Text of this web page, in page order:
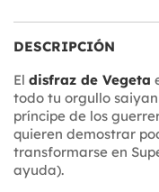
DESCRIPCIÓN
El disfraz de Vegeta
todo tu orgullo
príncipe de los
quieren demostrar
transformarse en
ayuda).